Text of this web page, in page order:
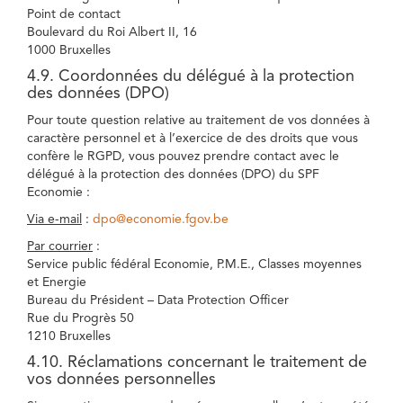
Point de contact
Boulevard du Roi Albert II, 16
1000 Bruxelles
4.9. Coordonnées du délégué à la protection
des données (DPO)
Pour toute question relative au traitement de vos données à
caractère personnel et à l’exercice de des droits que vous
confère le RGPD, vous pouvez prendre contact avec le
délégué à la protection des données (DPO) du SPF
Economie :
Via e-mail : dpo@economie.fgov.be
Par courrier :
Service public fédéral Economie, P.M.E., Classes moyennes
et Energie
Bureau du Président – Data Protection Officer
Rue du Progrès 50
1210 Bruxelles
4.10. Réclamations concernant le traitement de
vos données personnelles